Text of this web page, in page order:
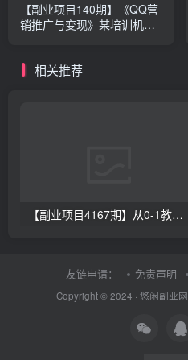
【副业项目140期】《QQ营
销推广与变现》某培训机构
相关推荐
【副业项目4167期】从0-1教你打造一款千万级产品：策略产品能力+市场分析+竞品分析
友链申请： 免责声明
Copyright © 2024 · 悠闲副业网